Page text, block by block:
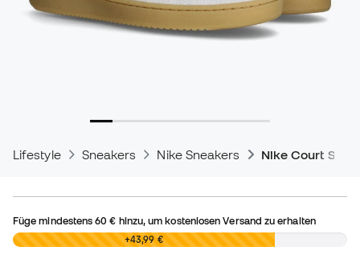
Lifestyle Sneakers Nike Sneakers Nike Court
Füge mindestens60 € hinzu, um kostenlosen Versand zu erhalten
0,00 € +43,99 €